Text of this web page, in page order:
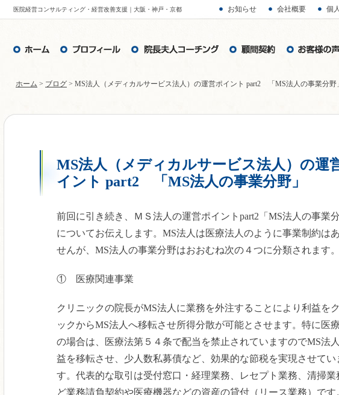
医院経営コンサルティング・経営改善支援｜大阪・神戸・京都 お知らせ 会社概要 個
ホーム > ブログ > MS法人（メディカルサービス法人）の運営ポイント part2 「MS法人の事業分野」
MS法人（メディカルサービス法人）の運
イント part2 「MS法人の事業分野」
前回に引き続き、ＭＳ法人の運営ポイントpart2「MS法人の事業分
についてお伝えします。MS法人は医療法人のように事業制約は
せんが、MS法人の事業分野はおおむね次の４つに分類されます。
① 医療関連事業
クリニックの院長がMS法人に業務を外注することにより利益を
ックからMS法人へ移転させ所得分散が可能とさせます。特に医
の場合は、医療法第５４条で配当を禁止されていますのでMS法
益を移転させ、少人数私募債など、効果的な節税を実現させてい
す。代表的な取引は受付窓口・経理業務、レセプト業務、清掃業
ど業務請負契約や医療機器などの資産の貸付（リース業務）です